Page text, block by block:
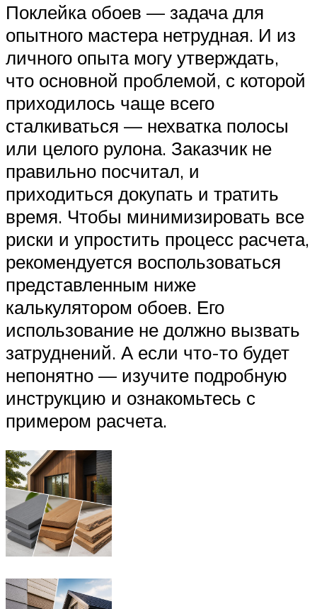
Поклейка обоев — задача для
опытного мастера нетрудная. И из
личного опыта могу утверждать,
что основной проблемой, с которой
приходилось чаще всего
сталкиваться — нехватка полосы
или целого рулона. Заказчик не
правильно посчитал, и
приходиться докупать и тратить
время. Чтобы минимизировать все
риски и упростить процесс расчета,
рекомендуется воспользоваться
представленным ниже
калькулятором обоев. Его
использование не должно вызвать
затруднений. А если что-то будет
непонятно — изучите подробную
инструкцию и ознакомьтесь с
примером расчета.